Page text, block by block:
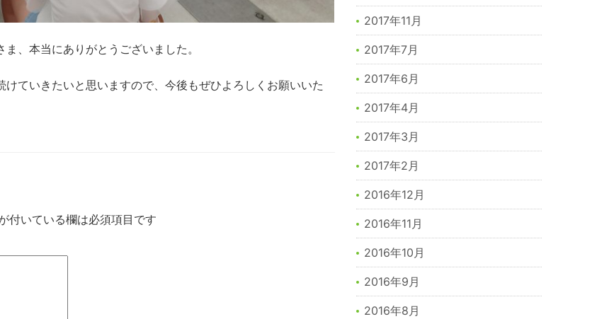
、本当にありがとうございました。
ていきたいと思いますので、今後もぜひよろしくお願いいた
付いている欄は必須項目です
2017年11月
2017年7月
2017年6月
2017年4月
2017年3月
2017年2月
2016年12月
2016年11月
2016年10月
2016年9月
2016年8月